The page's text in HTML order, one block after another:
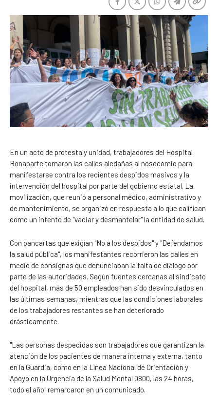
En un acto de protesta y unidad, trabajadores del Hospital
Bonaparte tomaron las calles aledañas al nosocomio para
manifestarse contra los recientes despidos masivos y la
intervención del hospital por parte del gobierno estatal. La
movilización, que reunió a personal médico, administrativo y
de mantenimiento, se organizó en respuesta a lo que califican
como un intento de "vaciar y desmantelar" la entidad de salud.
Con pancartas que exigían "No a los despidos" y "Defendamos
la salud pública", los manifestantes recorrieron las calles en
medio de consignas que denunciaban la falta de diálogo por
parte de las autoridades. Según fuentes cercanas al sindicato
del hospital, más de 50 empleados han sido desvinculados en
las últimas semanas, mientras que las condiciones laborales
de los trabajadores restantes se han deteriorado
drásticamente.
"Las personas despedidas son trabajadores que garantizan la
atención de los pacientes de manera interna y externa, tanto
en la Guardia, como en la Línea Nacional de Orientación y
Apoyo en la Urgencia de la Salud Mental 0800, las 24 horas,
todo el año" remarcaron en un comunicado.